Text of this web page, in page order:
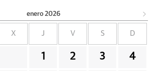
enero 2026
X J V S D
1 2 3 4